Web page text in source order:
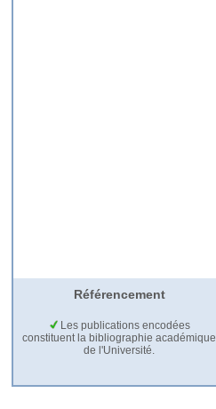
Référencement
Les publications encodées
constituent la bibliographie académique
de l'Université.